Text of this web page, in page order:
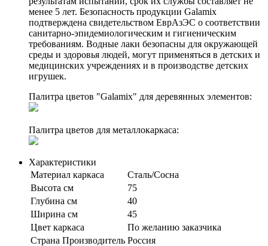
менее 5 лет. Безопасность продукции Galamix
подтверждена свидетельством ЕврАзЭС о соответствии
санитарно-эпидемиологическим и гигиеническим
требованиям. Водные лаки безопасны для окружающей
среды и здоровья людей, могут применяться в детских и
медицинских учреждениях и в производстве детских
игрушек.
Палитра цветов "Galamix" для деревянных элементов:
Палитра цветов для металлокаркаса:
Характеристики
Материал каркаса
Сталь/Сосна
Высота см
75
Глубина см
40
Ширина см
45
Цвет каркаса
По желанию заказчика
Страна Производитель Россия